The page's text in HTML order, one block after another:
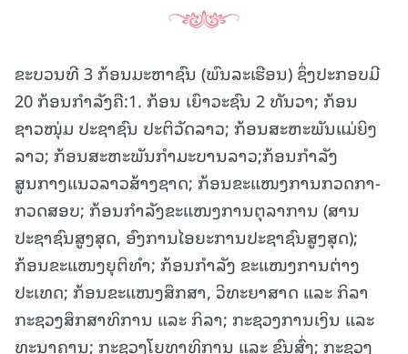
ຂະບວນທີ 3 ກ້ອນມະຫາຊົນ (ພົນລະເຮືອນ) ຊຶ່ງປະກອບມີ
20 ກ້ອນກໍາລັງຄື:1. ກ້ອນ ເຍົາວະຊົນ 2 ທັນວາ; ກ້ອນ
ຊາວໜຸ່ມ ປະຊາຊົນ ປະຕິວັດລາວ; ກ້ອນສະຫະພັນແມ່ຍິງ
ລາວ; ກ້ອນສະຫະພັນກຳມະບານລາວ;ກ້ອນກຳລັງ
ສູນກາງແນວລາວສ້າງຊາດ; ກ້ອນຂະແໜງການກວດກາ-
ກວດສອບ; ກ້ອນກໍາລັງຂະແໜງການຕຸລາການ (ສານ
ປະຊາຊົນສູງສຸດ, ອົງການໄອຍະການປະຊາຊົນສູງສຸດ);
ກ້ອນຂະແໜງຍຸຕິທຳ; ກ້ອນກຳລັງ ຂະແໜງການຕ່າງ
ປະເທດ; ກ້ອນຂະແໜງສຶກສາ, ວິທະຍາສາດ ແລະ ກິລາ
ກະຊວງສຶກສາທິການ ແລະ ກິລາ; ກະຊວງການເງິນ ແລະ
ທະນາຄານ; ກະຊວງໂຍທາທິການ ແລະ ຂົນສົ່ງ; ກະຊວງ